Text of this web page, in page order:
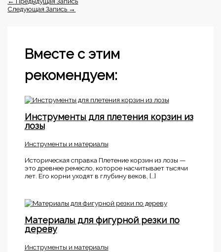
Следующая Запись →
Вместе с этим
рекомендуем:
Инструменты для плетения корзин из
лозы
Инструменты и материалы
Историческая справка Плетение корзин из лозы —
это древнее ремесло, которое насчитывает тысячи
лет. Его корни уходят в глубину веков, […]
Материалы для фигурной резки по
дереву
Инструменты и материалы